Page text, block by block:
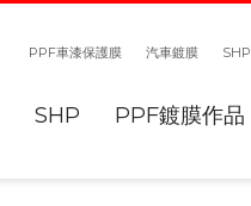
PPF車漆保護膜 汽車鍍膜 SHP
SHP PPF鍍膜作品